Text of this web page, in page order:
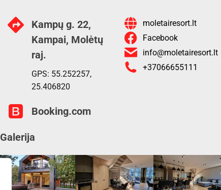
Kampų g. 22,
Kampai, Molėtų
raj.
GPS: 55.252257,
25.406820
Booking.com
moletairesort.lt
Facebook
info@moletairesort.lt
+37066655111
Galerija